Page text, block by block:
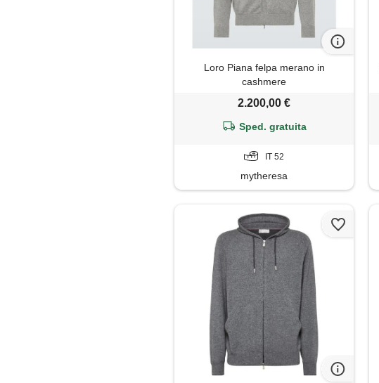
Loro Piana felpa merano in
cashmere
2.200,00 €
Sped. gratuita
IT 52
mytheresa